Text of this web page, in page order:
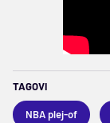
TAGOVI
NBA plej-of